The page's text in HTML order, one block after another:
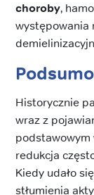
choroby,
występowania
Historycznie
wraz z
podstawowym
redukcja
Kiedy udało
stłumienia